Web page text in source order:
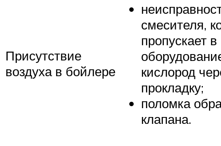
Присутствие
воздуха в бойлере
смесителя,
пропускает в
кислород
прокладку;
поломка
клапана.